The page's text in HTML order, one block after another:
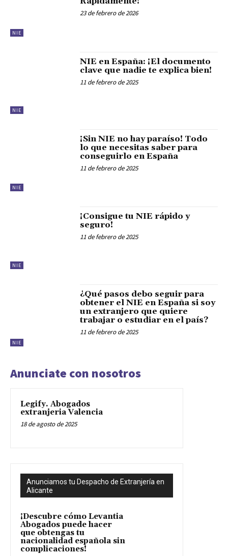
NIE
23 de febrero de 2026
NIE
NIE en España: ¡El documento
clave que nadie te explica bien!
11 de febrero de 2025
NIE
¡Sin NIE no hay paraíso! Todo
lo que necesitas saber para
conseguirlo en España
11 de febrero de 2025
NIE
¡Consigue tu NIE rápido y
seguro!
11 de febrero de 2025
NIE
¿Qué pasos debo seguir para
obtener el NIE en España si soy
un extranjero que quiere
trabajar o estudiar en el país?
11 de febrero de 2025
Anunciate con nosotros
Legify. Abogados
extranjeria Valencia
18 de agosto de 2025
Anunciamos tu Despacho de Extranjería en
Alicante
¡Descubre cómo Levantia
Abogados puede hacer
que obtengas tu
nacionalidad española sin
complicaciones!